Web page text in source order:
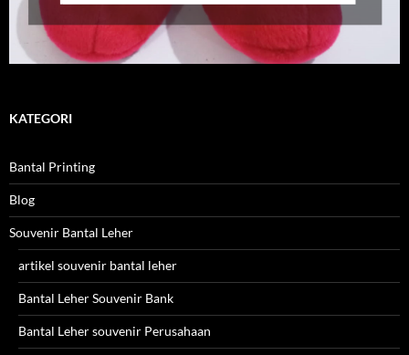
KATEGORI
Bantal Printing
Blog
Souvenir Bantal Leher
artikel souvenir bantal leher
Bantal Leher Souvenir Bank
Bantal Leher souvenir Perusahaan